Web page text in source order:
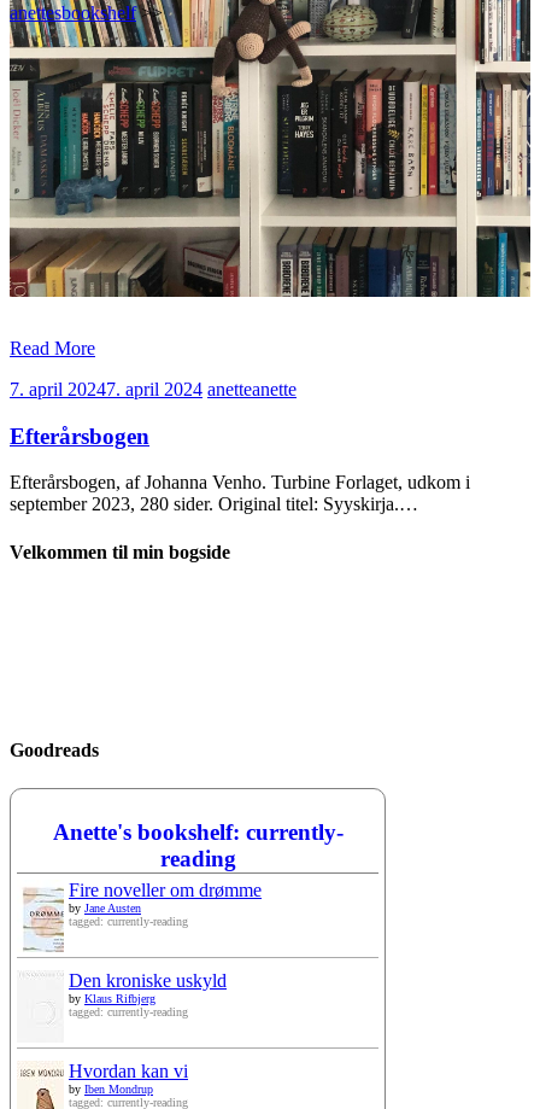
anettesbookshelf>>
Read More
7. april 20247. april 2024 anetteanette
Efterårsbogen
Efterårsbogen, af Johanna Venho. Turbine Forlaget, udkom i
september 2023, 280 sider. Original titel: Syyskirja.…
Velkommen til min bogside
Goodreads
Anette's bookshelf: currently-
reading
Fire noveller om drømme
by Jane Austen
tagged: currently-reading
Den kroniske uskyld
by Klaus Rifbjerg
tagged: currently-reading
Hvordan kan vi
by Iben Mondrup
tagged: currently-reading